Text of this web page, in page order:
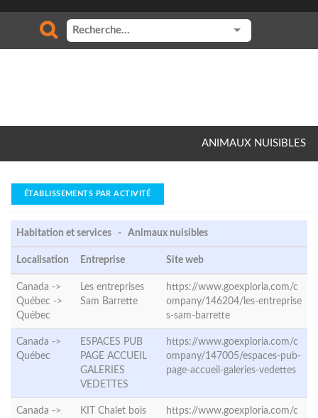
ANIMAUX NUISIBLES
ÉTABLISSEMENTS PAR ACTIVITÉ
Habitation et services - Animaux nuisibles
Localisation Entreprise Site web
Canada ->
Québec ->
Québec
Les entreprises
Sam Barrette
https://www.goexploria.com/c
ompany/146204/les-entreprise
s-sam-barrette
Canada ->
Québec
ESPACES PUB
PAGE ACCUEIL
GALERIES
VEDETTES
https://www.goexploria.com/c
ompany/147005/espaces-pub-
page-accueil-galeries-vedettes
Canada ->
KIT Chalet bois
https://www.goexploria.com/c